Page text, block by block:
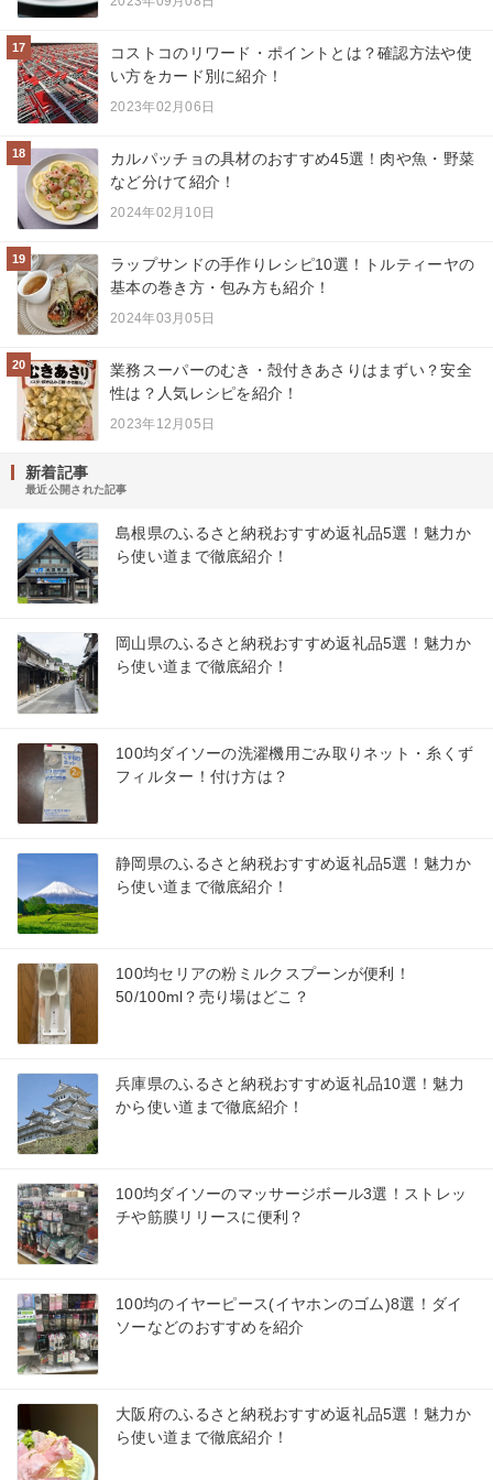
17
コストコのリワード・ポイントとは？確認方法や使
い方をカード別に紹介！
2023年02月06日
18
カルパッチョの具材のおすすめ45選！肉や魚・野菜
など分けて紹介！
2024年02月10日
19
ラップサンドの手作りレシピ10選！トルティーヤの
基本の巻き方・包み方も紹介！
2024年03月05日
20
業務スーパーのむき・殻付きあさりはまずい？安全
性は？人気レシピを紹介！
2023年12月05日
新着記事
最近公開された記事
島根県のふるさと納税おすすめ返礼品5選！魅力か
ら使い道まで徹底紹介！
岡山県のふるさと納税おすすめ返礼品5選！魅力か
ら使い道まで徹底紹介！
100均ダイソーの洗濯機用ごみ取りネット・糸くず
フィルター！付け方は？
静岡県のふるさと納税おすすめ返礼品5選！魅力か
ら使い道まで徹底紹介！
100均セリアの粉ミルクスプーンが便利！
50/100ml？売り場はどこ？
兵庫県のふるさと納税おすすめ返礼品10選！魅力
から使い道まで徹底紹介！
100均ダイソーのマッサージボール3選！ストレッ
チや筋膜リリースに便利？
100均のイヤーピース(イヤホンのゴム)8選！ダイ
ソーなどのおすすめを紹介
大阪府のふるさと納税おすすめ返礼品5選！魅力か
ら使い道まで徹底紹介！